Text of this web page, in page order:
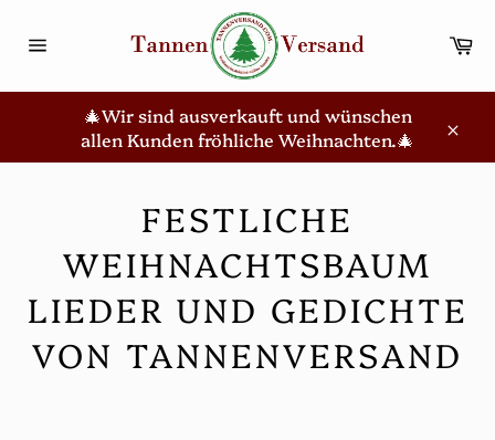
zum
Inhalt
🎄Wir sind ausverkauft und wünschen
allen Kunden fröhliche Weihnachten.🎄
FESTLICHE
WEIHNACHTSBAUM
LIEDER UND GEDICHTE
VON TANNENVERSAND